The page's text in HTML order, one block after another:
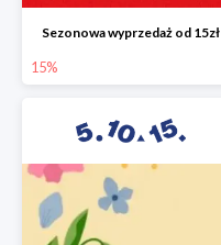
Sezonowa wyprzedaż od 15zł
15%